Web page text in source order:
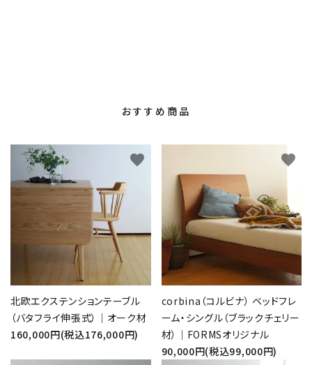
おすすめ商品
北欧エクステンションテーブル
（バタフライ伸張式）｜オーク材
160,000円(税込176,000円)
favorite
corbina（コルビナ） ベッドフレ
ーム・シングル（ブラックチェリー
材）｜FORMSオリジナル
90,000円(税込99,000円)
favorite